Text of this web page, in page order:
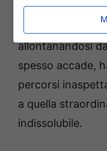
mondo dello
preso strade
allontanandosi
spesso accade,
percorsi
a quella
indissolubile.